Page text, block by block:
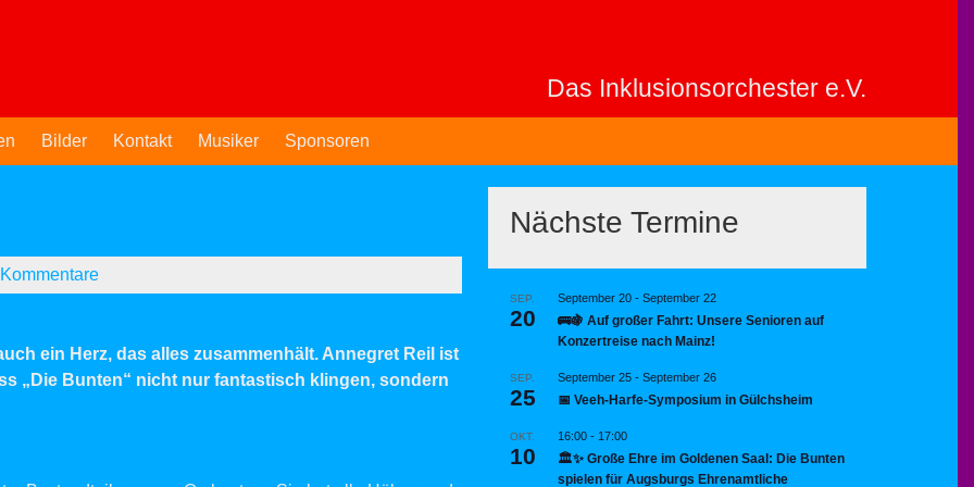
Das Inklusionsorchester e.V.
Bilder Kontakt Musiker Sponsoren
ein Herz, das alles zusammenhält. Annegret Reil ist
„Die Bunten“ nicht nur fantastisch klingen, sondern
Nächste Termine
SEP.
20
September 20- September 22
🚌🍇 Auf großer Fahrt: Unsere Senioren auf
Konzertreise nach Mainz!
SEP.
25
September 25- September 26
📅 Veeh-Harfe-Symposium in Gülchsheim
OKT.
10
16:00- 17:00
🏛️✨ Große Ehre im Goldenen Saal: Die Bunten
spielen für Augsburgs Ehrenamtliche